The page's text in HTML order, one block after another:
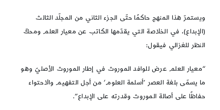
ويستمرّ هذا المنهج حاكمًا حتّى الجزء الثاني من المجلّد الثالث
(الإبداع)، في الخلاصة التي يقدّمها الكاتب عن معيار العلم ومحكّ
النظر للغزالي فيقول:
“معيار العلم عرض للوافد الموروث في إطار الموروث الأصليّ وهو
ما يسمّى بلغة العصر ’أسلمة العلوم‘ من أجل التفهيم والاحتواء
حفاظًا على أصالة الموروث وقدرته على الإبداع”.